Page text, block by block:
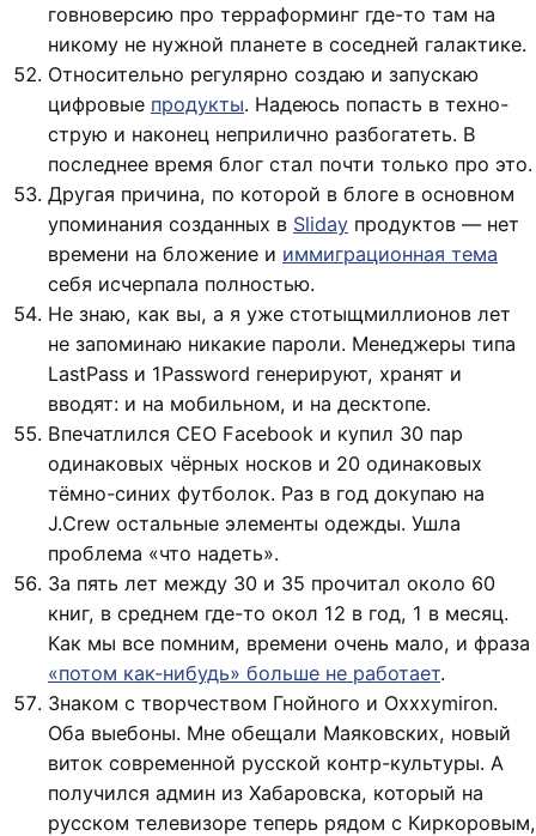
говноверсию про терраформинг где-то там на
никому не нужной планете в соседней галактике.
Относительно регулярно создаю и запускаю
цифровые продукты. Надеюсь попасть в техно-
струю и наконец неприлично разбогатеть. В
последнее время блог стал почти только про это.
Другая причина, по которой в блоге в основном
упоминания созданных в Sliday продуктов — нет
времени на бложение и иммиграционная тема
себя исчерпала полностью.
Не знаю, как вы, а я уже стотыщмиллионов лет
не запоминаю никакие пароли. Менеджеры типа
LastPass и 1Password генерируют, хранят и
вводят: и на мобильном, и на десктопе.
Впечатлился CEO Facebook и купил 30 пар
одинаковых чёрных носков и 20 одинаковых
тёмно-синих футболок. Раз в год докупаю на
J.Crew остальные элементы одежды. Ушла
проблема «что надеть».
За пять лет между 30 и 35 прочитал около 60
книг, в среднем где-то окол 12 в год, 1 в месяц.
Как мы все помним, времени очень мало, и фраза
«потом как-нибудь» больше не работает.
Знаком с творчеством Гнойного и Oxxxymiron.
Оба выебоны. Мне обещали Маяковских, новый
виток современной русской контр-культуры. А
получился админ из Хабаровска, который на
русском телевизоре теперь рядом с Киркоровым,